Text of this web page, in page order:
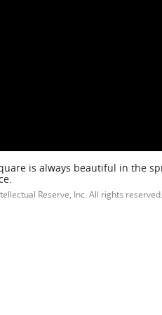
is always beautiful in the
Reserve, Inc. All rights reserved.